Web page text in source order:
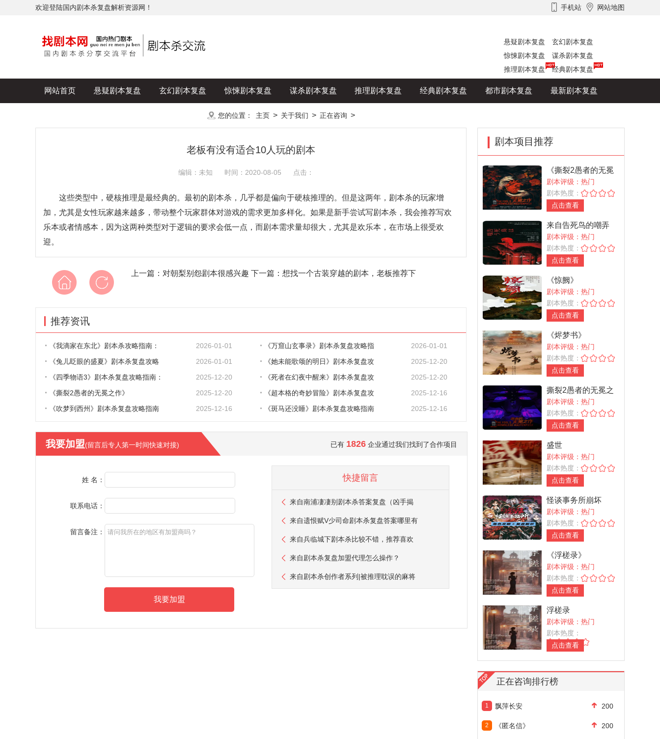
欢迎登陆国内剧本杀复盘解析资源网！ 手机站 网站地图
悬疑剧本复盘
玄幻剧本复盘
惊悚剧本复盘
谋杀剧本复盘
推理剧本复盘
经典剧本复盘
网站首页 悬疑剧本复盘 玄幻剧本复盘 惊悚剧本复盘 谋杀剧本复盘 推理剧本复盘 经典剧本复盘 都市剧本复盘 最新剧本复盘
您的位置： 主页 > 关于我们 > 正在咨询 >
老板有没有适合10人玩的剧本
编辑：未知 时间：2020-08-05 点击：
这些类型中，硬核推理是最经典的。最初的剧本杀，几乎都是偏向于硬核推理的。但是这两年，剧本杀的玩家增
加，尤其是女性玩家越来越多，带动整个玩家群体对游戏的需求更加多样化。如果是新手尝试写剧本杀，我会推荐写欢
乐本或者情感本，因为这两种类型对于逻辑的要求会低一点，而剧本需求量却很大，尤其是欢乐本，在市场上很受欢
迎。
上一篇： 对朝梨别怨剧本很感兴趣 下一篇： 想找一个古装穿越的剧本，老板推荐下
推荐资讯
《我滴家在东北》剧本杀攻略指南： 2026-01-01 《万窟山玄事录》剧本杀复盘攻略指
2026-01-01
《兔儿眨眼的盛夏》剧本杀复盘攻略
2026-01-01 《她未能歌颂的明日》剧本杀复盘攻
2025-12-20
《四季物语3》剧本杀复盘攻略指南：
2025-12-20 《死者在幻夜中醒来》剧本杀复盘攻
2025-12-20
《撕裂2愚者的无冕之作》
2025-12-20 《超本格的奇妙冒险》剧本杀复盘攻
2025-12-16
《吹梦到西州》剧本杀复盘攻略指南
2025-12-16 《斑马还没睡》剧本杀复盘攻略指南 2025-12-16
我要加盟(留言后专人第一时间快速对接) 已有 1826 企业通过我们找到了合作项目
姓 名：
联系电话：
留言备注：
快捷留言
来自南浦凄凄别剧本杀答案复盘（凶手揭
来自遗恨赋V少司命剧本杀复盘答案哪里有
来自兵临城下剧本杀比较不错，推荐喜欢
来自剧本杀复盘加盟代理怎么操作？
来自剧本杀创作者系列|被推理耽误的麻将
剧本项目推荐
《撕裂2愚者的无冕
之作》
剧本评级：热门
剧本热度：
点击查看
来自告死鸟的嘲弄
剧本评级：热门
剧本热度：
点击查看
《惊阙》
剧本评级：热门
剧本热度：
点击查看
《烬梦书》
剧本评级：热门
剧本热度：
点击查看
撕裂2愚者的无冕之
作
剧本评级：热门
剧本热度：
点击查看
盛世
剧本评级：热门
剧本热度：
点击查看
怪谈事务所崩坏
剧本评级：热门
剧本热度：
点击查看
《浮槎录》
剧本评级：热门
剧本热度：
点击查看
浮槎录
剧本评级：热门
剧本热度：
点击查看
正在咨询排行榜
1 飘萍长安 200
2 《匿名信》 200